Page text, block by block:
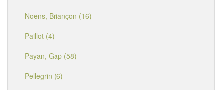
Noens, Briançon (16)
Paillot (4)
Payan, Gap (58)
Pellegrin (6)